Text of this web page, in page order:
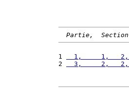
Partie,
1
1,     1,
2
3,     2,